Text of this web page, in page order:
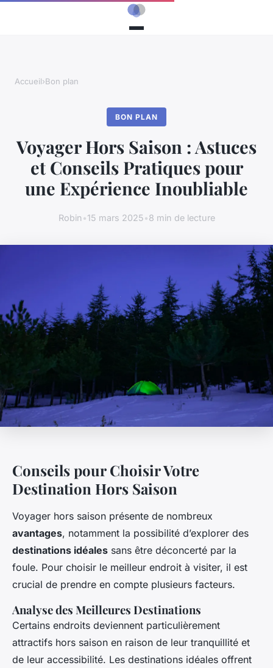
Accueil›Bon plan
BON PLAN
Voyager Hors Saison : Astuces
et Conseils Pratiques pour
une Expérience Inoubliable
Robin•15 mars 2025•8 min de lecture
Conseils pour Choisir Votre
Destination Hors Saison
Voyager hors saison présente de nombreux
avantages, notamment la possibilité d’explorer des
destinations idéales sans être déconcerté par la
foule. Pour choisir le meilleur endroit à visiter, il est
crucial de prendre en compte plusieurs facteurs.
Analyse des Meilleures Destinations
Certains endroits deviennent particulièrement
attractifs hors saison en raison de leur tranquillité et
de leur accessibilité. Les destinations idéales offrent